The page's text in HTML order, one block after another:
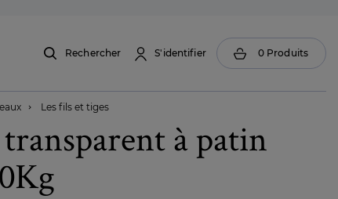
Rechercher S'identifier 0 Produits
 Les fils et tiges
à patin